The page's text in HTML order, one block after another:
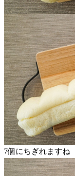
7個にちぎれますね